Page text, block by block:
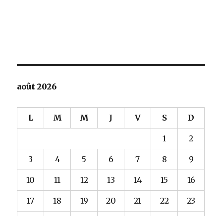
août 2026
L M M J V S D
1 2
3 4 5 6 7 8 9
10 11 12 13 14 15 16
17 18 19 20 21 22 23